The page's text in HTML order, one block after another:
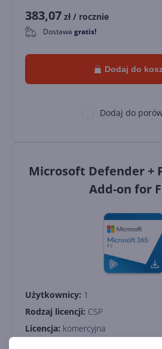
383,07 zł / rocznie
0 Dostawa gratis!
Dodaj do
Dodaj do
Microsoft Defender +
Add-on for
Użytkownicy: 1
Rodzaj licencji: CSP
Licencja: komercyjna